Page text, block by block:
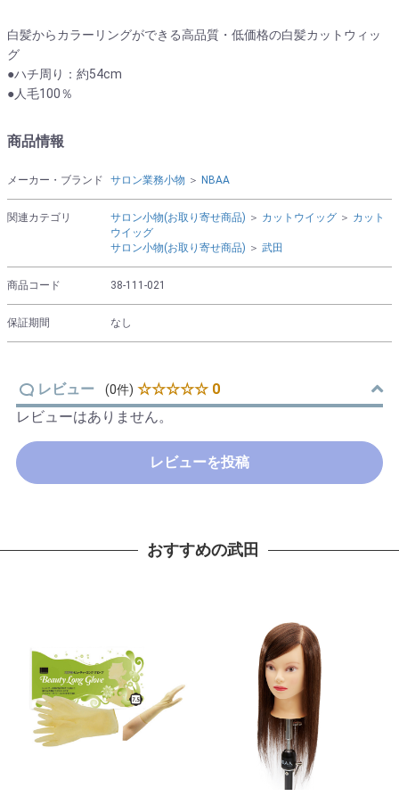
白髪からカラーリングができる高品質・低価格の白髪カットウィッ
グ
●ハチ周り：約54cm
●人毛100％
商品情報
メーカー・ブランド サロン業務小物 ＞ NBAA
関連カテゴリ サロン小物(お取り寄せ商品) ＞ カットウイッグ ＞ カット
ウイッグ
サロン小物(お取り寄せ商品) ＞ 武田
商品コード 38-111-021
保証期間 なし
レビュー (0件) ☆☆☆☆☆ 0
レビューはありません。
レビューを投稿
おすすめの武田